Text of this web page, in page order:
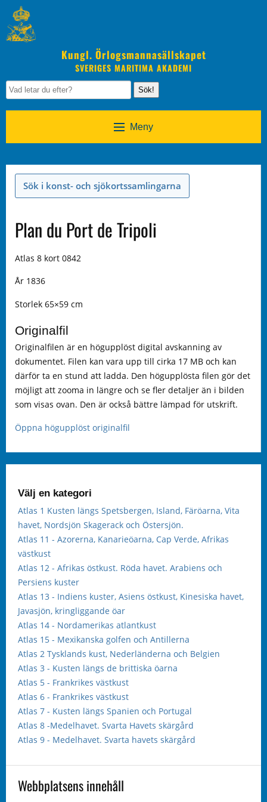
Kungl. Örlogsmannasällskapet
SVERIGES MARITIMA AKADEMI
Sök!
Meny
Sök i konst- och sjökortssamlingarna
Plan du Port de Tripoli
Atlas 8 kort 0842
År 1836
Storlek 65×59 cm
Originalfil
Originalfilen är en högupplöst digital avskanning av
dokumentet. Filen kan vara upp till cirka 17 MB och kan
därför ta en stund att ladda. Den högupplösta filen gör det
möjligt att zooma in längre och se fler detaljer än i bilden
som visas ovan. Den är också bättre lämpad för utskrift.
Öppna högupplöst originalfil
Välj en kategori
Atlas 1 Kusten längs Spetsbergen, Island, Färöarna, Vita
havet, Nordsjön Skagerack och Östersjön.
Atlas 11 - Azorerna, Kanarieöarna, Cap Verde, Afrikas
västkust
Atlas 12 - Afrikas östkust. Röda havet. Arabiens och
Persiens kuster
Atlas 13 - Indiens kuster, Asiens östkust, Kinesiska havet,
Javasjön, kringliggande öar
Atlas 14 - Nordamerikas atlantkust
Atlas 15 - Mexikanska golfen och Antillerna
Atlas 2 Tysklands kust, Nederländerna och Belgien
Atlas 3 - Kusten längs de brittiska öarna
Atlas 5 - Frankrikes västkust
Atlas 6 - Frankrikes västkust
Atlas 7 - Kusten längs Spanien och Portugal
Atlas 8 -Medelhavet. Svarta Havets skärgård
Atlas 9 - Medelhavet. Svarta havets skärgård
Webbplatsens innehåll